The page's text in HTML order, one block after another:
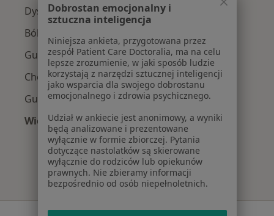
Dyskopatia w Lublinie
Bóle kręgosłupa w Lublinie
Guzy rdzenia kręgowego w Lublinie
Choroby kręgosłupa w Lublinie
Guzy mózgu w Lublinie
Więcej (15)
Więcej w kategorii: Najczęście leczone
Dobrostan emocjonalny i
sztuczna inteligencja
Niniejsza ankieta, przygotowana przez
zespół Patient Care Doctoralia, ma na celu
lepsze zrozumienie, w jaki sposób ludzie
korzystają z narzędzi sztucznej inteligencji
jako wsparcia dla swojego dobrostanu
emocjonalnego i zdrowia psychicznego.
Udział w ankiecie jest anonimowy, a wyniki
będą analizowane i prezentowane
wyłącznie w formie zbiorczej. Pytania
dotyczące nastolatków są skierowane
wyłącznie do rodziców lub opiekunów
prawnych. Nie zbieramy informacji
bezpośrednio od osób niepełnoletnich.